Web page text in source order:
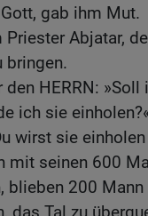
gab ihm Mut.
Priester Abjatar,
bringen.
den HERRN:
ich sie
wirst sie
mit seinen 600
blieben 200